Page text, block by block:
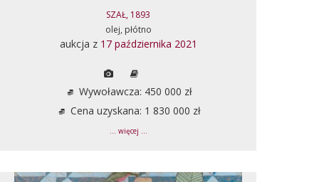
SZAŁ, 1893
olej, płótno
aukcja z 17 października 2021
Wywoławcza: 450 000 zł
Cena uzyskana: 1 830 000 zł
... więcej ...